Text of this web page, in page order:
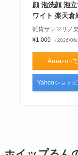
顔 泡洗顔 泡
ワイト 楽天倉
雑貨サンマリノ
¥1,000
（2026/
Amazon
Yahooショッ